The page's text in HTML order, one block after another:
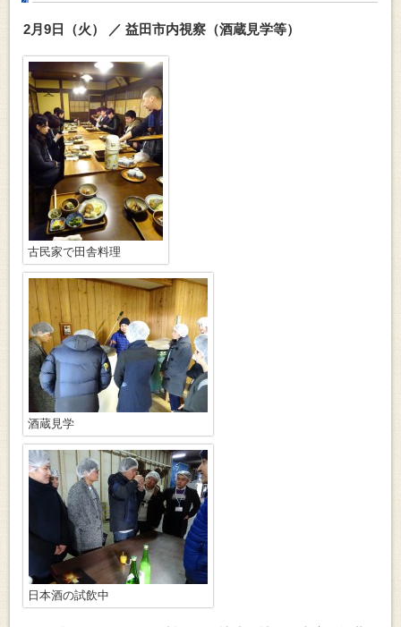
2月9日（火） ／ 益田市内視察（酒蔵見学等）
古民家で田舎料理
酒蔵見学
日本酒の試飲中